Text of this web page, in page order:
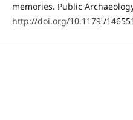
memories. Public
http://doi.org/10.1179/